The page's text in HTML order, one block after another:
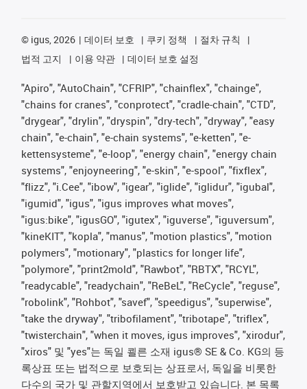
© igus, 2026 데이터 보호 쿠키 정책
절차 규칙
법적 고지
이용 약관 데이터 보호 설정
"Apiro", "AutoChain", "CFRIP", "chainflex", "chainge",
"chains for cranes", "conprotect", "cradle-chain", "CTD",
"drygear", "drylin", "dryspin", "dry-tech", "dryway", "easy
chain", "e-chain", "e-chain systems", "e-ketten", "e-
kettensysteme", "e-loop", "energy chain", "energy chain
systems", "enjoyneering", "e-skin", "e-spool", "fixflex",
"flizz", "i.Cee", "ibow", "igear", "iglide", "iglidur", "igubal",
"igumid", "igus", "igus improves what moves",
"igus:bike", "igusGO", "igutex", "iguverse", "iguversum",
"kineKIT", "kopla", "manus", "motion plastics", "motion
polymers", "motionary", "plastics for longer life",
"polymore", "print2mold", "Rawbot", "RBTX", "RCYL",
"readycable", "readychain", "ReBeL", "ReCycle", "reguse",
"robolink", "Rohbot", "savef", "speedigus", "superwise",
"take the dryway", "tribofilament", "tribotape", "triflex",
"twisterchain", "when it moves, igus improves", "xirodur",
"xiros" 및 "yes"는 독일 쾰른 소재 igus® SE & Co. KG의 등
록상표 또는 법적으로 보호되는 상표로서, 독일을 비롯한
다수의 국가 및 관할지역에서 보호받고 있습니다. 본 목록